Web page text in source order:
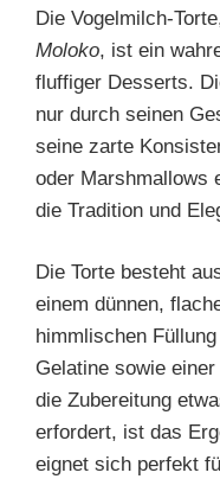
Die Vogelmilch-
Moloko, ist ein
fluffiger Desserts.
nur durch seinen
seine zarte
oder Marshmallows
die Tradition und
Die Torte besteht
einem dünnen,
himmlischen
Gelatine sowie
die Zubereitung
erfordert, ist das
eignet sich perfekt